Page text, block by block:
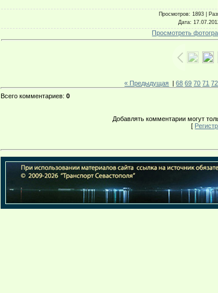
Просмотров: 1893 |
Дата:
Просмотреть
« Предыдущая |68 69 70 71 72
Всего комментариев:0
Добавлять комментарии могут
[